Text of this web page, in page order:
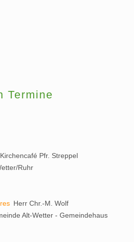
Termine
Pfr. Streppel
Ruhr
Herr Chr.-M. Wolf
Alt-Wetter - Gemeindehaus